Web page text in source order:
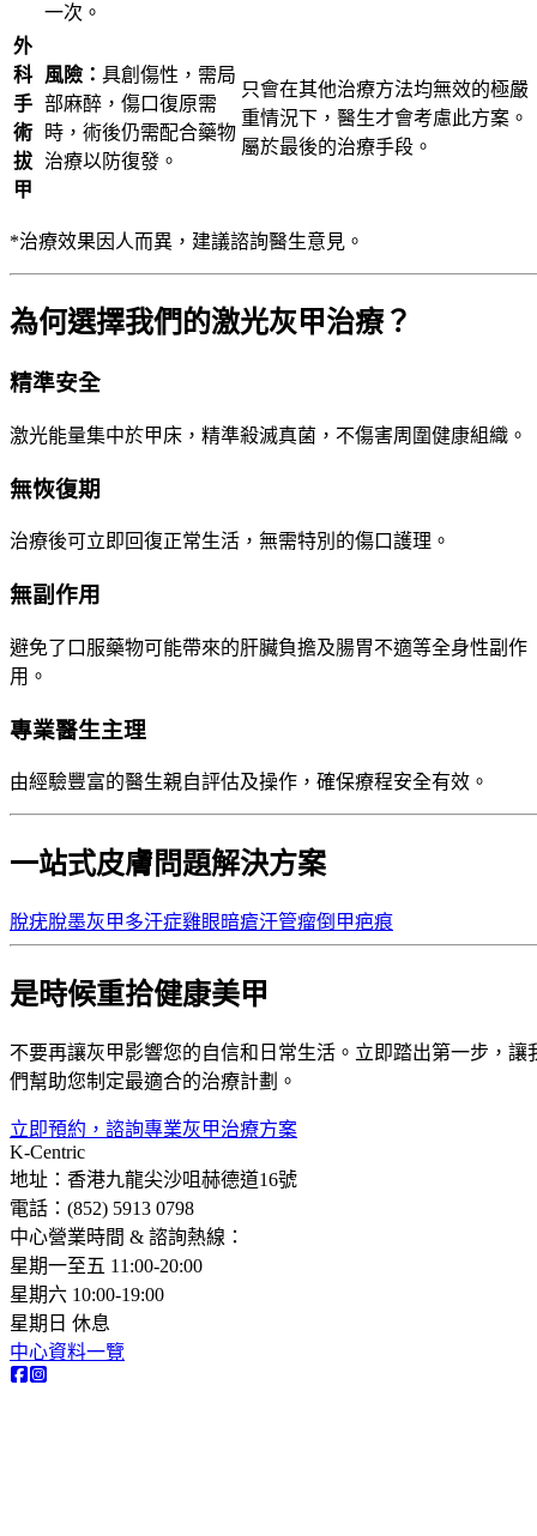
一次。
外
科
手
術
拔
甲
風險： 具創傷性，需局
部麻醉，傷口復原需
時，術後仍需配合藥物
治療以防復發。
只會在其他治療方法均無效的極嚴
重情況下，醫生才會考慮此方案。
屬於最後的治療手段。
*治療效果因人而異，建議諮詢醫生意見。
為何選擇我們的激光灰甲治療？
精準安全
激光能量集中於甲床，精準殺滅真菌，不傷害周圍健康組織。
無恢復期
治療後可立即回復正常生活，無需特別的傷口護理。
無副作用
避免了口服藥物可能帶來的肝臟負擔及腸胃不適等全身性副作
用。
專業醫生主理
由經驗豐富的醫生親自評估及操作，確保療程安全有效。
一站式皮膚問題解決方案
脫疣脫墨灰甲多汗症雞眼暗瘡汗管瘤倒甲疤痕
是時候重拾健康美甲
不要再讓灰甲影響您的自信和日常生活。立即踏出第一步，讓
們幫助您制定最適合的治療計劃。
立即預約，諮詢專業灰甲治療方案
K-Centric
地址：香港九龍尖沙咀赫德道16號
電話：(852) 5913 0798​
中心營業時間 & 諮詢熱線：
星期一至五 11:00-20:00
星期六 10:00-19:00
星期日 休息
中心資料一覽